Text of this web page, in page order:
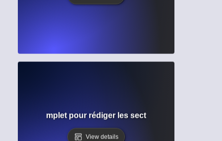
? Guide complet pour rédiger les sections de
View details